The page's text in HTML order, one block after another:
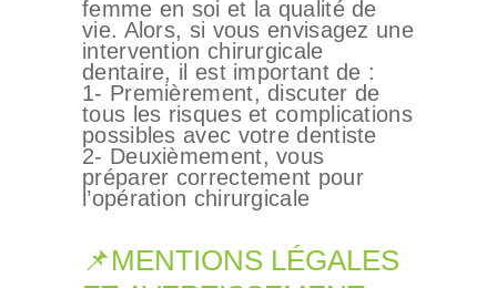
femme en soi et la qualité de
vie. Alors, si vous envisagez une
intervention chirurgicale
dentaire, il est important de :
1- Premièrement, discuter de
tous les risques et complications
possibles avec votre dentiste
2- Deuxièmement, vous
préparer correctement pour
l’opération chirurgicale
📌MENTIONS LÉGALES